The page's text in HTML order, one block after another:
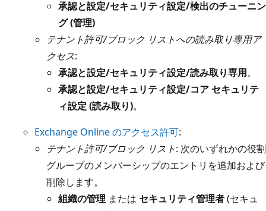
承認と設定/セキュリティ設定/検出のチューニン
グ (管理)
テナント許可/ブロック リストへの読み取り専用ア
クセス:
承認と設定/セキュリティ設定/読み取り専用。
承認と設定/セキュリティ設定/コア セキュリテ
ィ設定 (読み取り)。
Exchange Online のアクセス許可:
テナント許可/ブロック リスト: 次のいずれかの役割
グループのメンバーシップのエントリを追加および
削除します。
組織の管理 または セキュリティ管理者(セキュ